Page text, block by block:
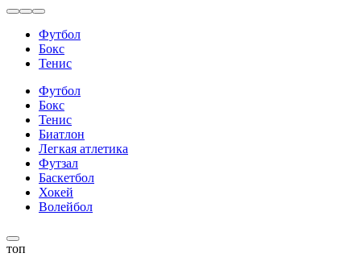
Футбол
Бокс
Тенис
Футбол
Бокс
Тенис
Биатлон
Легкая атлетика
Футзал
Баскетбол
Хокей
Волейбол
топ